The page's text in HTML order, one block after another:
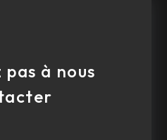
à nous